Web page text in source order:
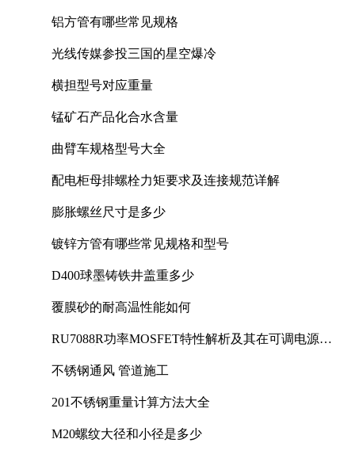
铝方管有哪些常见规格
光线传媒参投三国的星空爆冷
横担型号对应重量
锰矿石产品化合水含量
曲臂车规格型号大全
配电柜母排螺栓力矩要求及连接规范详解
膨胀螺丝尺寸是多少
镀锌方管有哪些常见规格和型号
D400球墨铸铁井盖重多少
覆膜砂的耐高温性能如何
RU7088R功率MOSFET特性解析及其在可调电源设
不锈钢通风 管道施工
201不锈钢重量计算方法大全
M20螺纹大径和小径是多少